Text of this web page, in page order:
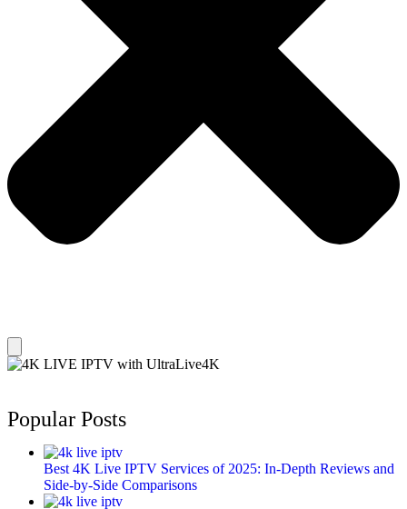
Popular Posts
Best 4K Live IPTV Services of 2025: In-Depth Reviews and
Side-by-Side Comparisons